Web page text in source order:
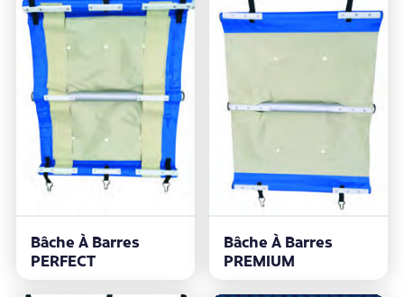
Bâche À Barres
PERFECT
Bâche À Barres
PREMIUM